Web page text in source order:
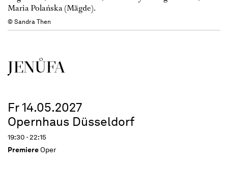
Maria Polańska (Mägde).
© Sandra Then
JENŮFA
Fr 14.05.2027
Opernhaus Düsseldorf
19:30 - 22:15
PremiereOper